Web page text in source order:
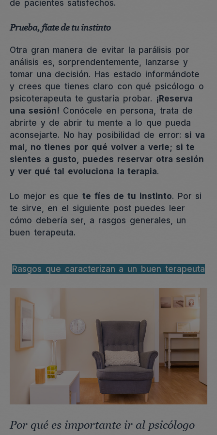
de pacientes satisfechos.
Prueba, fíate de tu instinto
Otra gran manera de evitar la parálisis por
análisis es, sorprendentemente, lanzarse y
tomar una decisión. Has estado informándote
y crees que tienes claro con qué psicólogo o
psicoterapeuta te gustaría probar. ¡Reserva
una sesión! Conócele en persona, trata de
abrirte y de abrir tu mente a lo que pueda
aconsejarte. No hay posibilidad de error: si va
mal, no tienes por qué volver a verle; si te
sientes a gusto, puedes reservar otra sesión
y ver qué tal evoluciona la terapia.
Lo mejor es que te fíes de tu instinto. Por si
te sirve, en el siguiente post puedes leer
cómo debería ser, a rasgos generales, un
buen terapeuta.
Rasgos que caracterizan a un buen terapeuta
Por qué es importante ir al psicólogo